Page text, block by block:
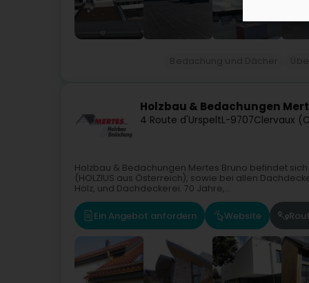
Holzbau & Bedachungen
4 Route d'UrspeltL-9707Clervaux
Holzbau & Bedachungen Mertes Bruno befindet
(HOLZIUS aus Österreich), sowie bei allen
Holz, und Dachdeckerei. 70 Jahre,...
Ein Angebot anfordern Website